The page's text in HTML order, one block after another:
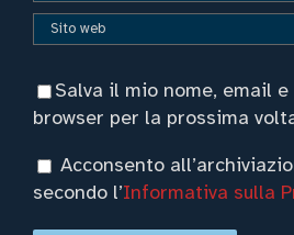
Salva il mio nome, email
browser per la prossima
Acconsento
secondo l’Informativa sulla